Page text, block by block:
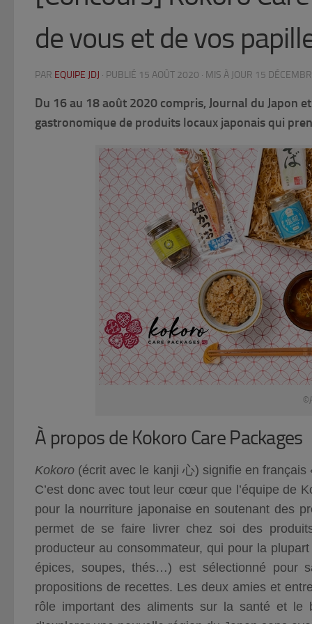
de vous et de vos
PAR EQUIPE JDJ · PUBLIÉ 15 AOÛT 2020 · MIS À JOUR 15
Du 16 au 18 août 2020 compris, Journal du Japon
gastronomique de produits locaux japonais qui
À propos de Kokoro Care Packages
Kokoro (écrit avec le kanji 心) signifie en
C’est donc avec tout leur cœur que l’équipe de
pour la nourriture japonaise en soutenant des
permet de se faire livrer chez soi des
producteur au consommateur, qui pour la
épices, soupes, thés…) est sélectionné pour
propositions de recettes. Les deux amies et
rôle important des aliments sur la santé et le